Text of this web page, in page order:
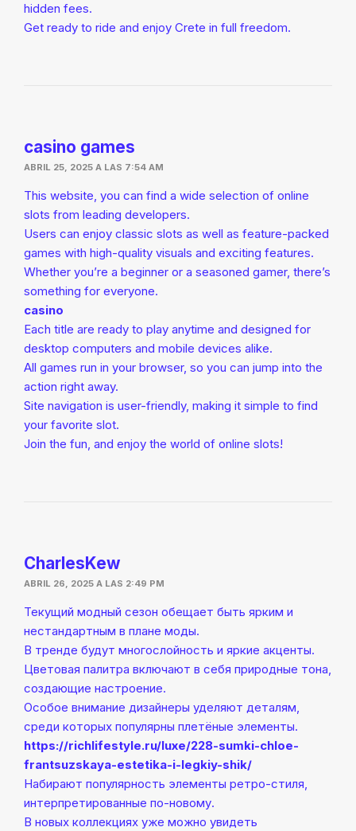
hidden fees.
Get ready to ride and enjoy Crete in full freedom.
casino games
ABRIL 25, 2025 A LAS 7:54 AM
This website, you can find a wide selection of online
slots from leading developers.
Users can enjoy classic slots as well as feature-packed
games with high-quality visuals and exciting features.
Whether you’re a beginner or a seasoned gamer, there’s
something for everyone.
casino
Each title are ready to play anytime and designed for
desktop computers and mobile devices alike.
All games run in your browser, so you can jump into the
action right away.
Site navigation is user-friendly, making it simple to find
your favorite slot.
Join the fun, and enjoy the world of online slots!
CharlesKew
ABRIL 26, 2025 A LAS 2:49 PM
Текущий модный сезон обещает быть ярким и
нестандартным в плане моды.
В тренде будут многослойность и яркие акценты.
Цветовая палитра включают в себя природные тона,
создающие настроение.
Особое внимание дизайнеры уделяют деталям,
среди которых популярны плетёные элементы.
https://richlifestyle.ru/luxe/228-sumki-chloe-
frantsuzskaya-estetika-i-legkiy-shik/
Набирают популярность элементы ретро-стиля,
интерпретированные по-новому.
В новых коллекциях уже можно увидеть